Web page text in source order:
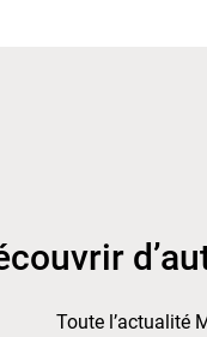
Toute l’actualité